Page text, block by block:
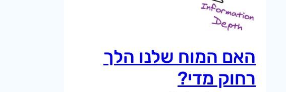
האם המוח שלנו הלך
רחוק מדי?